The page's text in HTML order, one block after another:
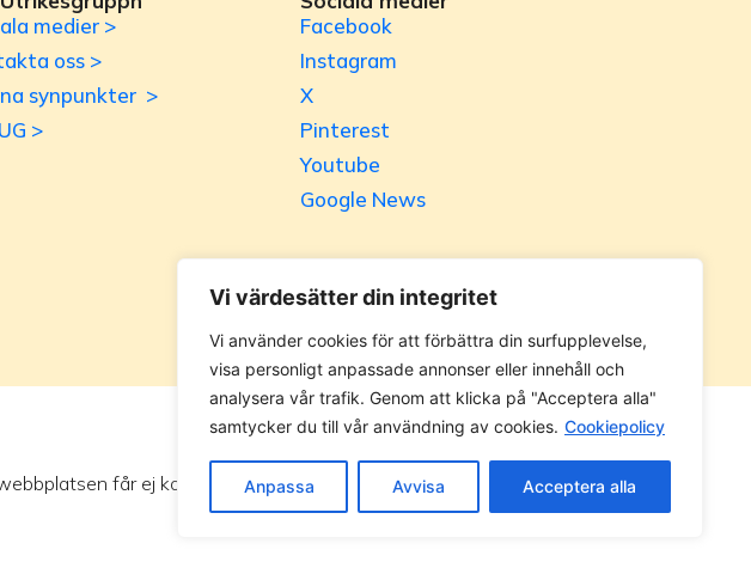
Vi värdesätter din integritet
Vi använder cookies för att förbättra din surfupplevelse,
visa personligt anpassade annonser eller innehåll och
analysera vår trafik. Genom att klicka på "Acceptera alla"
samtycker du till vår användning av cookies. Cookiepolicy
Anpassa Avvisa Acceptera alla
medier >
oss >
synpunkter >
>
Facebook
Instagram
X
Pinterest
Youtube
Google News
får ej kopieras utan tillåtelse. Alla priser anges ink. moms.